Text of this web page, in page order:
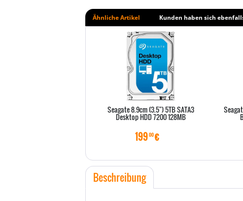
Ähnliche Artikel Kunden haben sich
Seagate 8.9cm (3.5") 5TB SATA3
Desktop HDD 7200 128MB
19900€
Beschreibung